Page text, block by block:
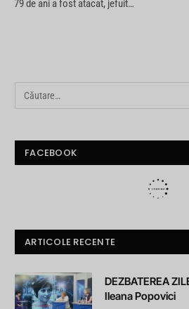
79 de ani a fost atacat, jefuit…
FACEBOOK
ARTICOLE RECENTE
DEZBATEREA
Ileana Popovici